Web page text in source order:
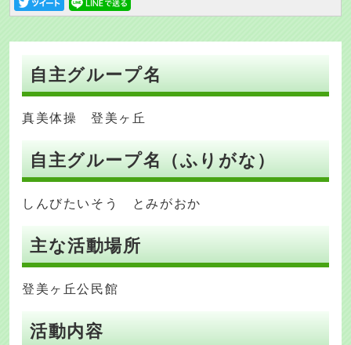
自主グループ名
真美体操 登美ヶ丘
自主グループ名（ふりがな）
しんびたいそう とみがおか
主な活動場所
登美ヶ丘公民館
活動内容